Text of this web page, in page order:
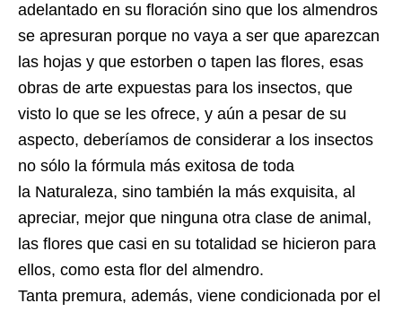
adelantado en su floración sino que los almendros
se apresuran porque no vaya a ser que aparezcan
las hojas y que estorben o tapen las flores, esas
obras de arte expuestas para los insectos, que
visto lo que se les ofrece, y aún a pesar de su
aspecto, deberíamos de considerar a los insectos
no sólo la fórmula más exitosa de toda
la Naturaleza, sino también la más exquisita, al
apreciar, mejor que ninguna otra clase de animal,
las flores que casi en su totalidad se hicieron para
ellos, como esta flor del almendro.
Tanta premura, además, viene condicionada por el